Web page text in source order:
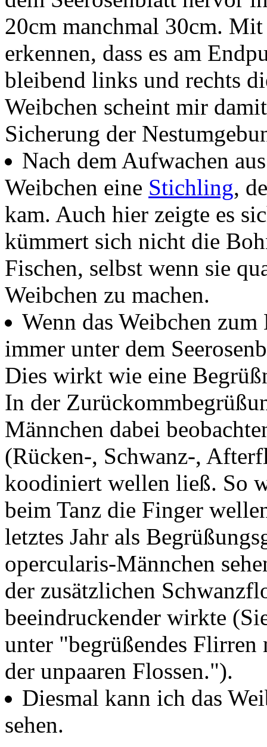
20cm manchmal 30cm.
erkennen, dass es am
bleibend links und rechts
Weibchen scheint mir
Sicherung der
Nach dem Aufwachen
Weibchen eine Stichling,
kam. Auch hier zeigte es
kümmert sich nicht die
Fischen, selbst wenn sie
Weibchen zu machen.
Wenn das Weibchen
immer unter dem
Dies wirkt wie eine
In der
Männchen dabei
(Rücken-, Schwanz-,
koodiniert wellen ließ. So
beim Tanz die Finger
letztes Jahr als
opercularis-Männchen
der zusätzlichen
beeindruckender wirkte
unter "begrüßendes
der unpaaren Flossen.").
Diesmal kann ich das
sehen.